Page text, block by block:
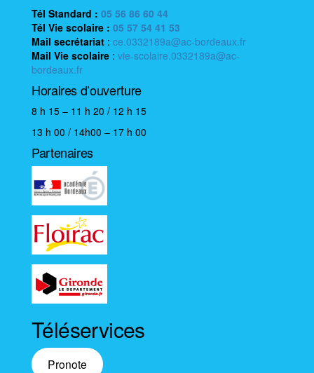
Tél Standard : 05 56 86 60 44
Tél Vie scolaire : 05 57 54 41 53
Mail secrétariat : ce.0332189a@ac-bordeaux.fr
Mail Vie scolaire : vie-scolaire.0332189a@ac-
bordeaux.fr
Horaires d’ouverture
8 h 15 – 11 h 20 / 12 h 15
13 h 00 / 14h00 – 17 h 00
Partenaires
Téléservices
Pronote